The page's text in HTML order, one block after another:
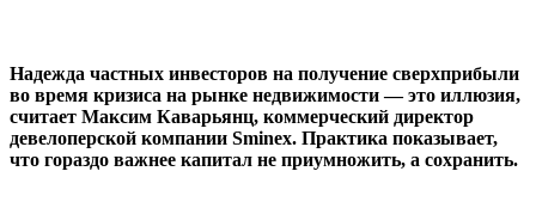
Надежда частных инвесторов на получение сверхприбыли
во время кризиса на рынке недвижимости — это иллюзия,
считает Максим Каварьянц, коммерческий директор
девелоперской компании Sminex. Практика показывает,
что гораздо важнее капитал не приумножить, а сохранить.